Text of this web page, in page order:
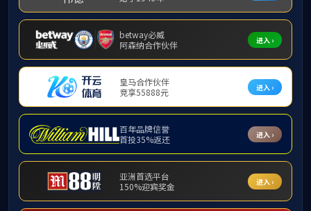
学术报告 ——2022年
为深入贯
工作重要思想
究基地西南大
“育时代新人”
中国教育科学
研机构的2000
为期两天
必赢优惠